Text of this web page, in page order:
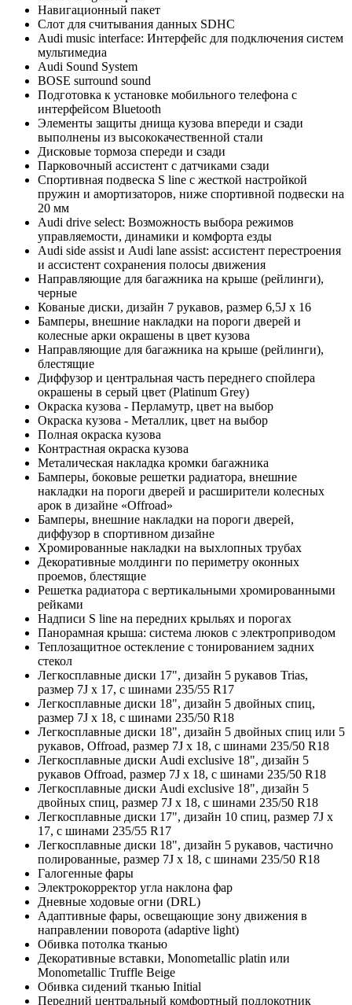
Навигационный пакет
Слот для считывания данных SDHC
Audi music interface: Интерфейс для подключения систем
мультимедиа
Audi Sound System
BOSE surround sound
Подготовка к установке мобильного телефона с
интерфейсом Bluetooth
Элементы защиты днища кузова впереди и сзади
выполнены из высококачественной стали
Дисковые тормоза спереди и сзади
Парковочный ассистент с датчиками сзади
Спортивная подвеска S line с жесткой настройкой
пружин и амортизаторов, ниже спортивной подвески на
20 мм
Audi drive select: Возможность выбора режимов
управляемости, динамики и комфорта езды
Audi side assist и Audi lane assist: ассистент перестроения
и ассистент сохранения полосы движения
Направляющие для багажника на крыше (рейлинги),
черные
Кованые диски, дизайн 7 рукавов, размер 6,5J x 16
Бамперы, внешние накладки на пороги дверей и
колесные арки окрашены в цвет кузова
Направляющие для багажника на крыше (рейлинги),
блестящие
Диффузор и центральная часть переднего спойлера
окрашены в серый цвет (Platinum Grey)
Окраска кузова - Перламутр, цвет на выбор
Окраска кузова - Металлик, цвет на выбор
Полная окраска кузова
Контрастная окраска кузова
Металическая накладка кромки багажника
Бамперы, боковые решетки радиатора, внешние
накладки на пороги дверей и расширители колесных
арок в дизайне «Offroad»
Бамперы, внешние накладки на пороги дверей,
диффузор в спортивном дизайне
Хромированные накладки на выхлопных трубах
Декоративные молдинги по периметру оконных
проемов, блестящие
Решетка радиатора с вертикальными хромированными
рейками
Надписи S line на передних крыльях и порогах
Панорамная крыша: система люков с электроприводом
Теплозащитное остекление с тонированием задних
стекол
Легкосплавные диски 17", дизайн 5 рукавов Trias,
размер 7J x 17, с шинами 235/55 R17
Легкосплавные диски 18", дизайн 5 двойных спиц,
размер 7J x 18, с шинами 235/50 R18
Легкосплавные диски 18", дизайн 5 двойных спиц или 5
рукавов, Offroad, размер 7J x 18, с шинами 235/50 R18
Легкосплавные диски Audi exclusive 18", дизайн 5
рукавов Offroad, размер 7J x 18, с шинами 235/50 R18
Легкосплавные диски Audi exclusive 18", дизайн 5
двойных спиц, размер 7J x 18, с шинами 235/50 R18
Легкосплавные диски 17", дизайн 10 спиц, размер 7J x
17, с шинами 235/55 R17
Легкосплавные диски 18", дизайн 5 рукавов, частично
полированные, размер 7J x 18, c шинами 235/50 R18
Галогенные фары
Электрокорректор угла наклона фар
Дневные ходовые огни (DRL)
Адаптивные фары, освещающие зону движения в
направлении поворота (adaptive light)
Обивка потолка тканью
Декоративные вставки, Monometallic platin или
Monometallic Truffle Beige
Обивка сидений тканью Initial
Передний центральный комфортный подлокотник